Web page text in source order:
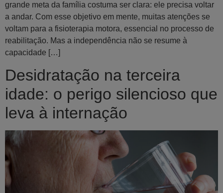
grande meta da família costuma ser clara: ele precisa voltar
a andar. Com esse objetivo em mente, muitas atenções se
voltam para a fisioterapia motora, essencial no processo de
reabilitação. Mas a independência não se resume à
capacidade […]
Desidratação na terceira
idade: o perigo silencioso que
leva à internação